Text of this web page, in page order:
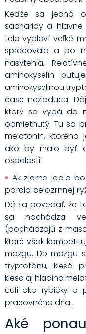
Keďže sa jedná
sacharidy a
telo vyplaví veľké
spracovalo a po
nasýtenia.
aminokyselín
aminokyselinou
čase nežiaduca.
ktorý sa vydá do
odmietnutý. Tu sa
melatonín,
ako by malo byť
ospalosti.
Ak zjeme jedlo
porcia celozrnnej
Dá sa povedať, že
sa nachádza
(pochádzajú z
ktoré však
mozgu. Do mozgu
tryptofánu, klesá
klesá aj hladina
čulí ako rybičky a
pracovného dňa.
Aké